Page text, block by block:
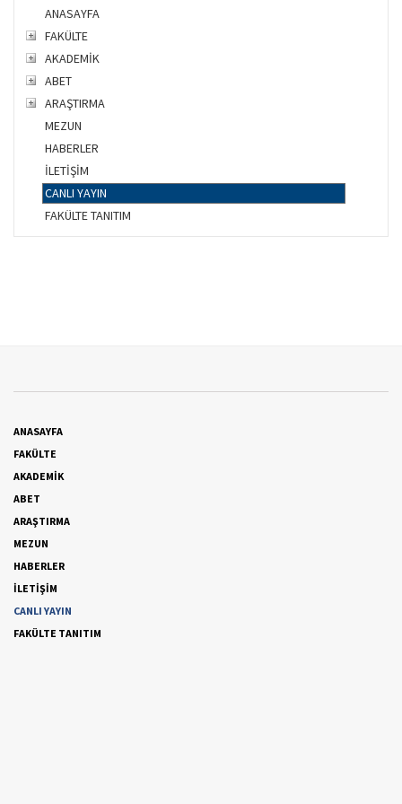
ANASAYFA
FAKÜLTE
AKADEMİK
ABET
ARAŞTIRMA
MEZUN
HABERLER
İLETİŞİM
CANLI YAYIN
FAKÜLTE TANITIM
ANASAYFA
FAKÜLTE
AKADEMİK
ABET
ARAŞTIRMA
MEZUN
HABERLER
İLETİŞİM
CANLI YAYIN
FAKÜLTE TANITIM